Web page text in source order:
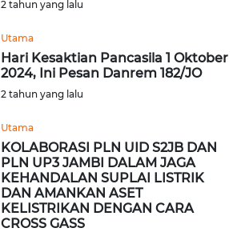
2 tahun yang lalu
Utama
Hari Kesaktian Pancasila 1 Oktober
2024, Ini Pesan Danrem 182/JO
2 tahun yang lalu
Utama
KOLABORASI PLN UID S2JB DAN
PLN UP3 JAMBI DALAM JAGA
KEHANDALAN SUPLAI LISTRIK
DAN AMANKAN ASET
KELISTRIKAN DENGAN CARA
CROSS GASS